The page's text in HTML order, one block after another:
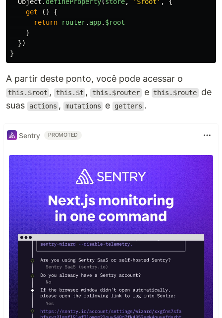
Object . defineProperty(store, ' $root ' ,
{
get
()
{
return
router. app. $root
}
})
}
A partir deste ponto, você pode acessar o
this.$root , this.$t , this.$router e this.$route de
suas
actions , mutations e getters .
Sentry PROMOTED